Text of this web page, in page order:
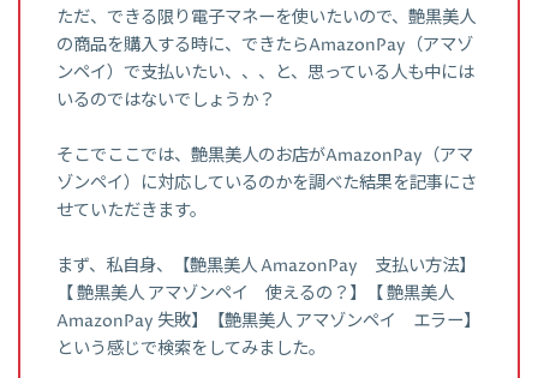
ただ、できる限り電子マネーを使いたいので、艶黒美人
の商品を購入する時に、できたらAmazonPay（アマゾ
ンペイ）で支払いたい、、、と、思っている人も中には
いるのではないでしょうか？
そこでここでは、艶黒美人のお店がAmazonPay（アマ
ゾンペイ）に対応しているのかを調べた結果を記事にさ
せていただきます。
まず、私自身、【艶黒美人 AmazonPay 支払い方法】
【 艶黒美人 アマゾンペイ 使えるの？】【 艶黒美人
AmazonPay 失敗】【艶黒美人 アマゾンペイ エラー】
という感じで検索をしてみました。